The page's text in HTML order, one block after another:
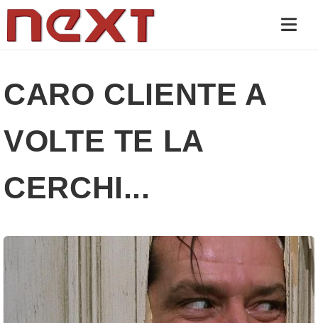
CARO CLIENTE A
VOLTE TE LA
CERCHI...